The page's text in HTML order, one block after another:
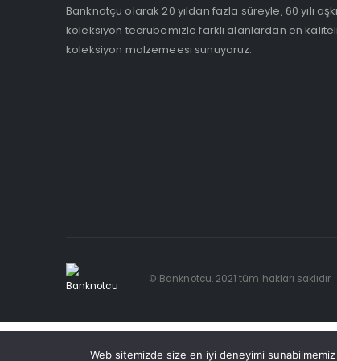
Banknotçu olarak 20 yıldan fazla süreyle, 60 yılı
koleksiyon tecrübemizle farklı alanlardan en kaliteli
koleksiyon malzemeesi sunuyoruz.
© Banknotcu. 2021 tüm hakları saklıdır
Web sitemizde size en iyi deneyimi